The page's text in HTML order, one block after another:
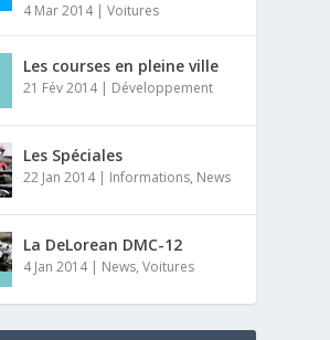
4 Mar 2014|Voitures
Les courses en pleine ville
21 Fév 2014| Développement
Les Spéciales
22 Jan 2014| Informations, News
La DeLorean DMC-12
4 Jan 2014| News,Voitures